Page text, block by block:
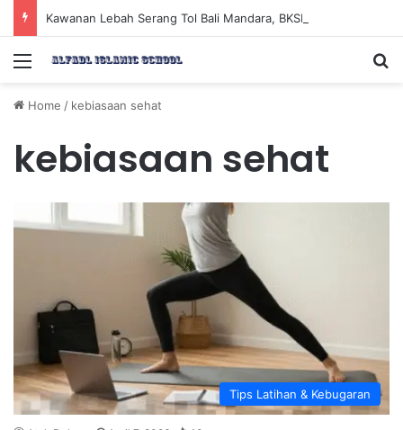
Menu
Home / kebiasaan sehat
kebiasaan sehat
Tips Latihan & Kebugaran